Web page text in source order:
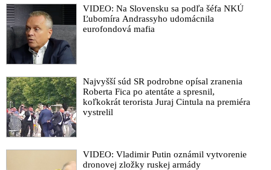
VIDEO: Na Slovensku sa podľa šéfa NKÚ
Ľubomíra Andrassyho udomácnila
eurofondová mafia
Najvyšší súd SR podrobne opísal zranenia
Roberta Fica po atentáte a spresnil,
koľkokrát terorista Juraj Cintula na premiéra
vystrelil
VIDEO: Vladimir Putin oznámil vytvorenie
dronovej zložky ruskej armády